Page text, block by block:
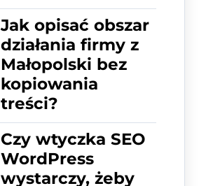
Jak opisać obszar
działania firmy z
Małopolski bez
kopiowania
treści?
Czy wtyczka SEO
WordPress
wystarczy, żeby